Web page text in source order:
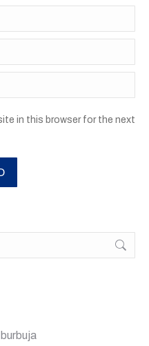
in this browser for the next